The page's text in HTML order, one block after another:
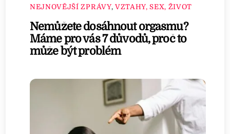
NEJNOVĚJŠÍ ZPRÁVY, VZTAHY, SEX, ŽIVOT
Nemůžete dosáhnout orgasmu?
Máme pro vás 7 důvodů, proč to
může být problém